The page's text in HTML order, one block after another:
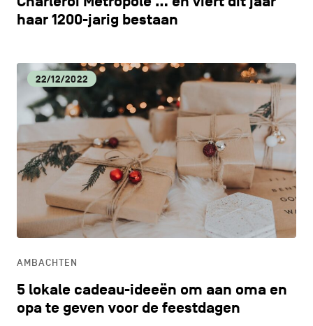
haar 1200-jarig bestaan
22/12/2022
AMBACHTEN
5 lokale cadeau-ideeën om aan oma en
opa te geven voor de feestdagen